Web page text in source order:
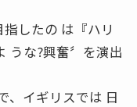
指したの は『ハリ
うな?興奮〞を演出
、イギリスでは 日